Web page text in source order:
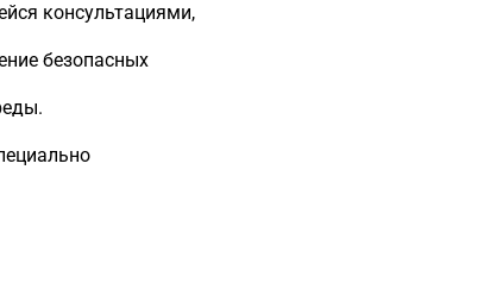
консультациями,
безопасных